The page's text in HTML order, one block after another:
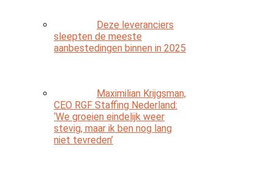
Deze leveranciers
sleepten de meeste
aanbestedingen binnen in 2025
Maximilian Krijgsman,
CEO RGF Staffing Nederland:
‘We groeien eindelijk weer
stevig, maar ik ben nog lang
niet tevreden’